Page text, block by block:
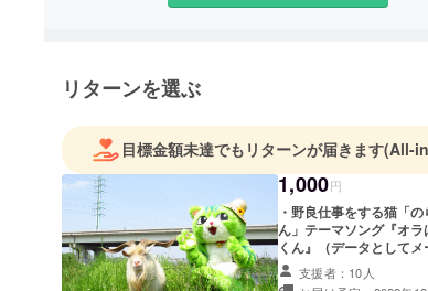
リターンを選ぶ
目標金額未達でもリターンが届きます(All-
1,000円
・野良仕事をする猫「の
ん」テーマソング『オラ
くん』（データとして
りさせて頂く予定です）
カップへ向けての進行状
支援者：10人